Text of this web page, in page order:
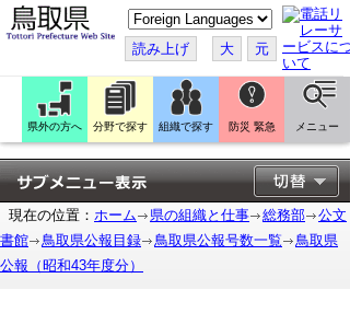
こ
の
ペ
ー
ジ
翻
訳
す
る
読み上げ 大 元
県外の方へ 分野で探す 組織で探す 防災 緊急 メニュー
現在の位置： ホーム 県の組織と仕事 総務部
公文
書館
鳥取県公報目録 鳥取県公報号数一覧
鳥取県
公報（昭和43年度分）